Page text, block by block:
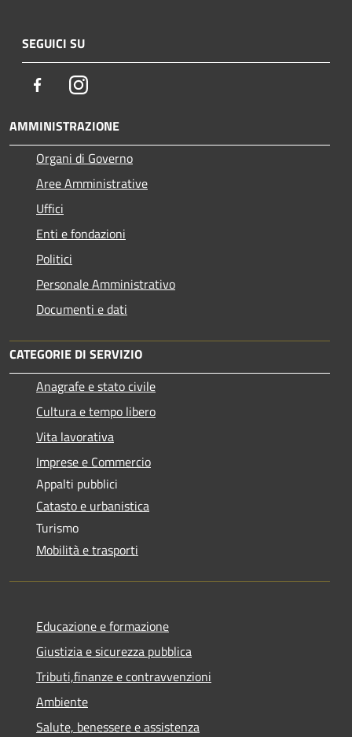
SEGUICI SU
FacebookInstagram
AMMINISTRAZIONE
Organi di Governo
Aree Amministrative
Uffici
Enti e fondazioni
Politici
Personale Amministrativo
Documenti e dati
CATEGORIE DI SERVIZIO
Anagrafe e stato civile
Cultura e tempo libero
Vita lavorativa
Imprese e Commercio
Appalti pubblici
Catasto e urbanistica
Turismo
Mobilità e trasporti
Educazione e formazione
Giustizia e sicurezza pubblica
Tributi,finanze e contravvenzioni
Ambiente
Salute, benessere e assistenza